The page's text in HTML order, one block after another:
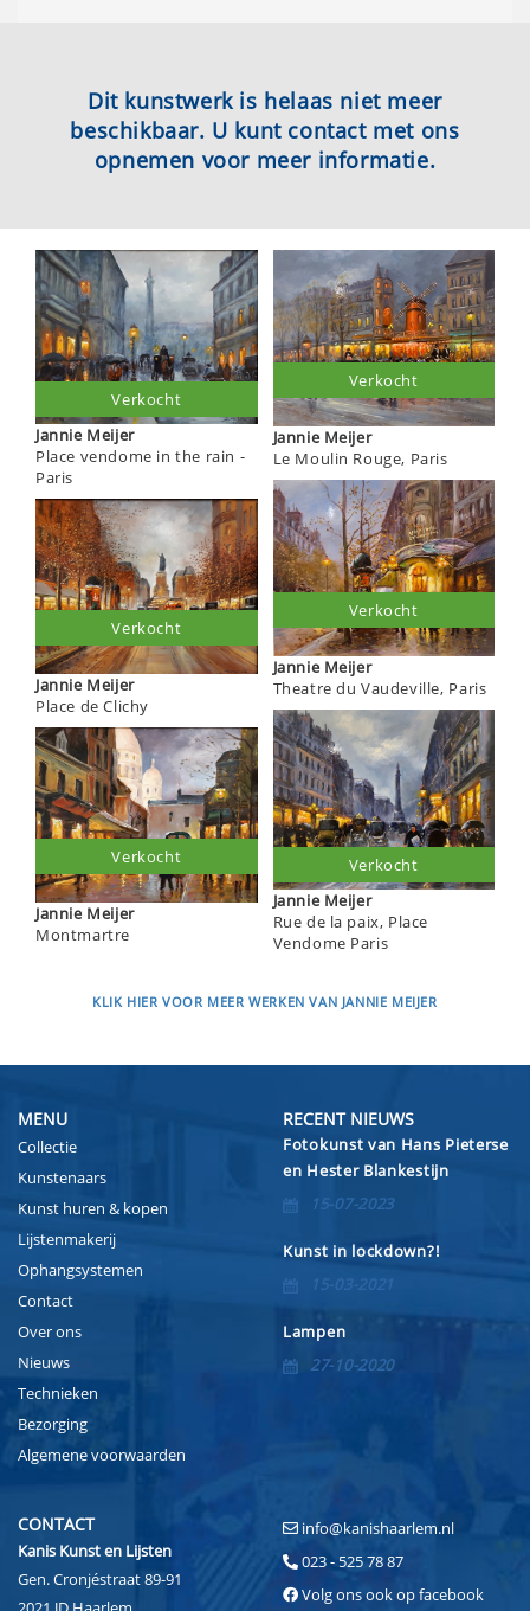
Dit kunstwerk is helaas niet meer
beschikbaar. U kunt contact met ons
opnemen voor meer informatie.
Jannie Meijer
Place vendome in the rain -
Paris
Verkocht
Jannie Meijer
Place de Clichy
Verkocht
Jannie Meijer
Montmartre
Verkocht
Jannie Meijer
Le Moulin Rouge, Paris
Verkocht
Jannie Meijer
Theatre du Vaudeville, Paris
Verkocht
Jannie Meijer
Rue de la paix, Place
Vendome Paris
Verkocht
KLIK HIER VOOR MEER WERKEN VAN JANNIE MEIJER
MENU
Collectie
Kunstenaars
Kunst huren & kopen
Lijstenmakerij
Ophangsystemen
Contact
Over ons
Nieuws
Technieken
Bezorging
Algemene voorwaarden
RECENT NIEUWS
Fotokunst van Hans Pieterse
en Hester Blankestijn
15-07-2023
Kunst in lockdown?!
15-03-2021
Lampen
27-10-2020
CONTACT
Kanis Kunst en Lijsten
Gen. Cronjéstraat 89-91
info@kanishaarlem.nl
023 - 525 78 87
Volg ons ook op facebook